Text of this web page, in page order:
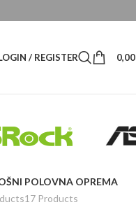
/ REGISTER 0,00
POLOVNA OPREMA
17 Products